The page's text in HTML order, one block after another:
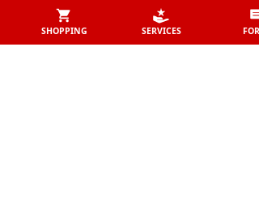
SHOPPING SERVICES